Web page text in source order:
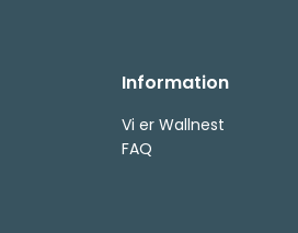
Information
Vi er Wallnest
FAQ